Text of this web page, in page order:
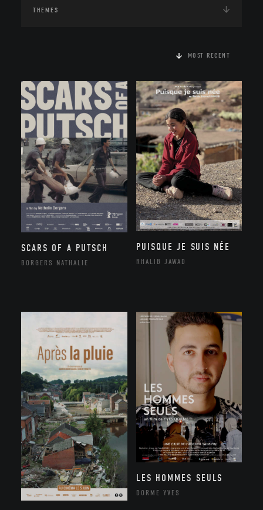
THEMES
MOST RECENT
SCARS OF A PUTSCH
BORGERS NATHALIE
PUISQUE JE SUIS NÉE
RHALIB JAWAD
LES HOMMES SEULS
DORME YVES